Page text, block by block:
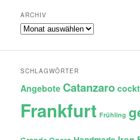
ARCHIV
Archiv
SCHLAGWÖRTER
Angebote Catanzaro
Frankfurt Frühling